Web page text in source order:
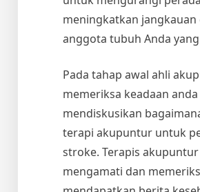
meningkatkan jangkauan
anggota tubuh Anda
Pada tahap awal ahli
memeriksa keadaan
mendiskusikan
terapi akupuntur untuk
stroke. Terapis
mengamati dan